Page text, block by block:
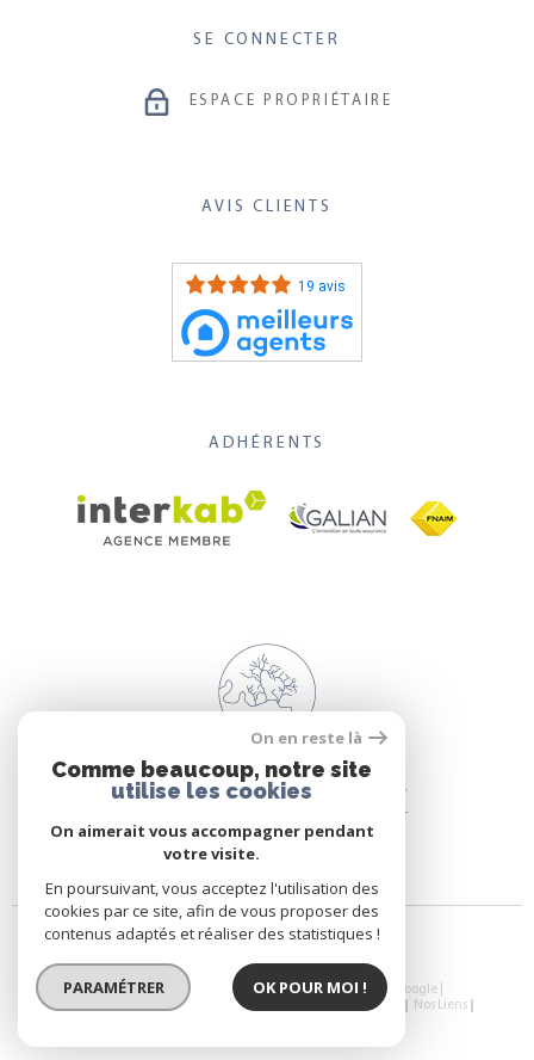
SE CONNECTER
ESPACE PROPRIÉTAIRE
AVIS CLIENTS
19 avis
ADHÉRENTS
© 2026 | Tous droits réservés | Traduction powered by Google |
Mentions Légales Admin
Nos Liens
On en reste là
Comme beaucoup, notre site
utilise les cookies
On aimerait vous accompagner pendant
votre visite.
En poursuivant, vous acceptez l'utilisation des
cookies par ce site, afin de vous proposer des
contenus adaptés et réaliser des statistiques !
PARAMÉTRER OK POUR MOI !